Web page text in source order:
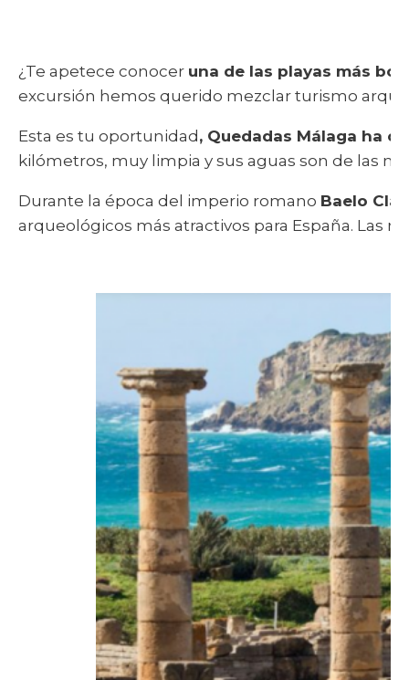
¿Te apetece conocer una de las playas más
excursión hemos querido mezclar turismo
Esta es tu oportunidad , Quedadas Málaga ha
kilómetros, muy limpia y sus aguas son de las
Durante la época del imperio romano Baelo
arqueológicos más atractivos para España. Las